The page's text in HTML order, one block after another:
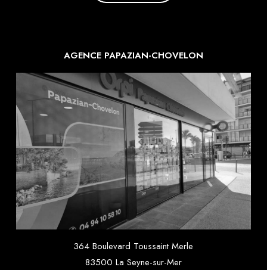
AGENCE PAPAZIAN-CHOVELON
364 Boulevard Toussaint Merle
83500 La Seyne-sur-Mer